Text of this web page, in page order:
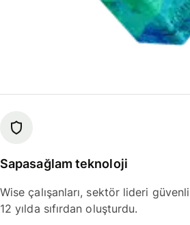
Sapasağlam teknoloji
Wise çalışanları, sektör lideri
12 yılda sıfırdan oluşturdu.